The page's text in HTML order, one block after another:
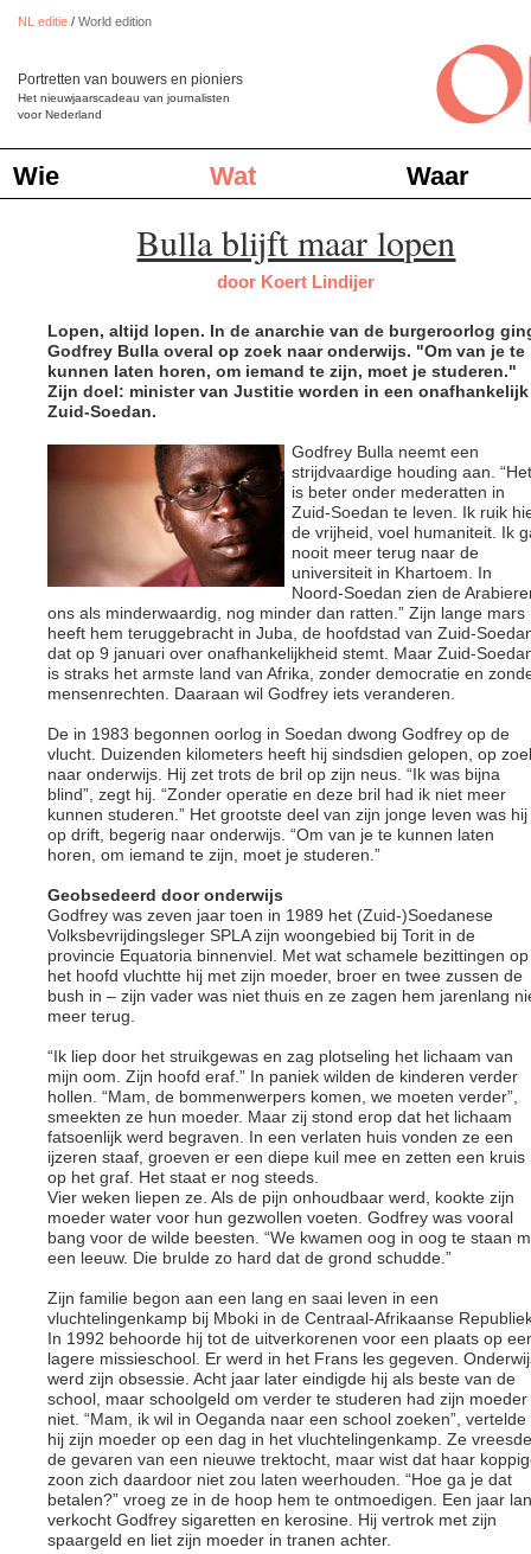
NL editie / World edition
Het nieuwjaarscadeau van journalisten
voor Nederland
Portretten van bouwers en pioniers
Wie Wat Waar
Bulla blijft maar lopen
door Koert Lindijer
Lopen, altijd lopen. In de anarchie van de burgeroorlog
Godfrey Bulla overal op zoek naar onderwijs. "Om van je te
kunnen laten horen, om iemand te zijn, moet je studeren."
Zijn doel: minister van Justitie worden in een onafhankelijk
Zuid-Soedan.
Godfrey Bulla neemt een
strijdvaardige houding aan. “Het
is beter onder mederatten in
Zuid-Soedan te leven. Ik ruik
de vrijheid, voel humaniteit. Ik
nooit meer terug naar de
universiteit in Khartoem. In
Noord-Soedan zien de
ons als minderwaardig, nog minder dan ratten.” Zijn lange mars
heeft hem teruggebracht in Juba, de hoofdstad van Zuid-
dat op 9 januari over onafhankelijkheid stemt. Maar Zuid-
is straks het armste land van Afrika, zonder democratie en
mensenrechten. Daaraan wil Godfrey iets veranderen.
De in 1983 begonnen oorlog in Soedan dwong Godfrey op de
vlucht. Duizenden kilometers heeft hij sindsdien gelopen, op
naar onderwijs. Hij zet trots de bril op zijn neus. “Ik was bijna
blind”, zegt hij. “Zonder operatie en deze bril had ik niet meer
kunnen studeren.” Het grootste deel van zijn jonge leven was hij
op drift, begerig naar onderwijs. “Om van je te kunnen laten
horen, om iemand te zijn, moet je studeren.”
Geobsedeerd door onderwijs
Godfrey was zeven jaar toen in 1989 het (Zuid-)Soedanese
Volksbevrijdingsleger SPLA zijn woongebied bij Torit in de
provincie Equatoria binnenviel. Met wat schamele bezittingen op
het hoofd vluchtte hij met zijn moeder, broer en twee zussen de
bush in – zijn vader was niet thuis en ze zagen hem jarenlang
meer terug.
“Ik liep door het struikgewas en zag plotseling het lichaam van
mijn oom. Zijn hoofd eraf.” In paniek wilden de kinderen verder
hollen. “Mam, de bommenwerpers komen, we moeten verder”,
smeekten ze hun moeder. Maar zij stond erop dat het lichaam
fatsoenlijk werd begraven. In een verlaten huis vonden ze een
ijzeren staaf, groeven er een diepe kuil mee en zetten een kruis
op het graf. Het staat er nog steeds.
Vier weken liepen ze. Als de pijn onhoudbaar werd, kookte zijn
moeder water voor hun gezwollen voeten. Godfrey was vooral
bang voor de wilde beesten. “We kwamen oog in oog te staan
een leeuw. Die brulde zo hard dat de grond schudde.”
Zijn familie begon aan een lang en saai leven in een
vluchtelingenkamp bij Mboki in de Centraal-Afrikaanse
In 1992 behoorde hij tot de uitverkorenen voor een plaats op
lagere missieschool. Er werd in het Frans les gegeven.
werd zijn obsessie. Acht jaar later eindigde hij als beste van de
school, maar schoolgeld om verder te studeren had zijn moeder
niet. “Mam, ik wil in Oeganda naar een school zoeken”, vertelde
hij zijn moeder op een dag in het vluchtelingenkamp. Ze vreesde
de gevaren van een nieuwe trektocht, maar wist dat haar
zoon zich daardoor niet zou laten weerhouden. “Hoe ga je dat
betalen?” vroeg ze in de hoop hem te ontmoedigen. Een jaar
verkocht Godfrey sigaretten en kerosine. Hij vertrok met zijn
spaargeld en liet zijn moeder in tranen achter.